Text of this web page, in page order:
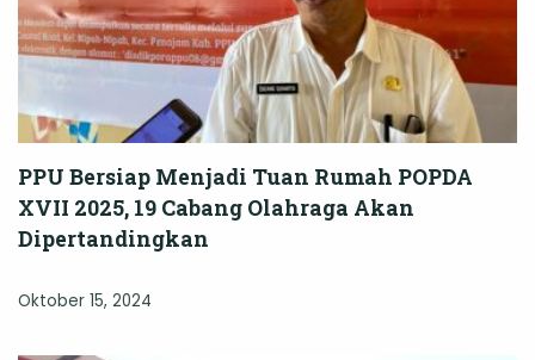
PPU Bersiap Menjadi Tuan Rumah POPDA
XVII 2025, 19 Cabang Olahraga Akan
Dipertandingkan
Oktober 15, 2024